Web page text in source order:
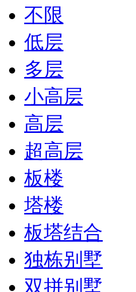
不限
低层
多层
小高层
高层
超高层
板楼
塔楼
板塔结合
独栋别墅
双拼别墅